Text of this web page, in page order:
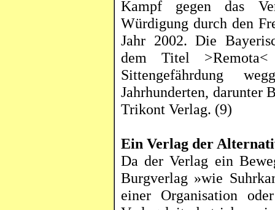
Kampf gegen das
Würdigung durch den
Jahr 2002. Die
dem Titel >Remota<
Sittengefährdung
Jahrhunderten, darunter
TrikontVerlag. (9)
Ein Verlag der
Da der Verlag ein
Burgverlag »wie
einer Organisation